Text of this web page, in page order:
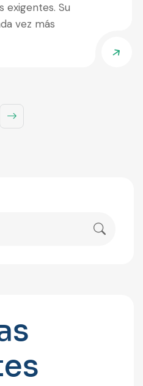
exigentes. Su
vez más